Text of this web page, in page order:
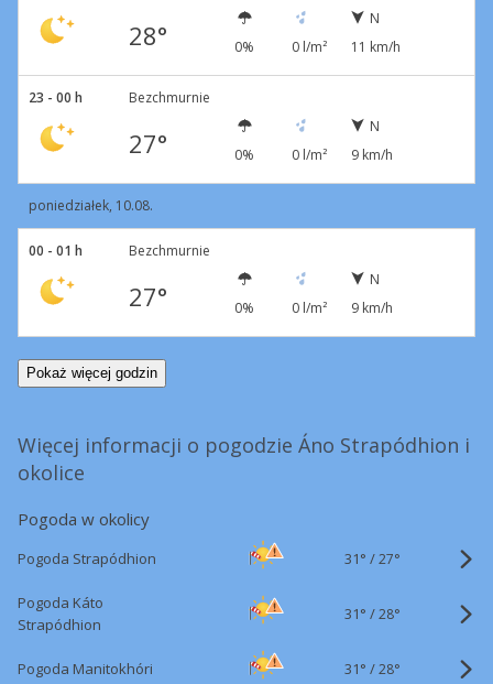
28° 0% 0 l/m²
N
11 km/h
23 - 00 h Bezchmurnie
27° 0% 0 l/m²
N
9 km/h
poniedziałek, 10.08.
00 - 01 h Bezchmurnie
27° 0% 0 l/m²
N
9 km/h
Pokaż więcej godzin
Więcej informacji o pogodzie Áno Strapódhion i
okolice
Pogoda w okolicy
Pogoda Strapódhion 31° /27°
Pogoda Káto
Strapódhion
31° /28°
Pogoda Manitokhóri 31° /28°